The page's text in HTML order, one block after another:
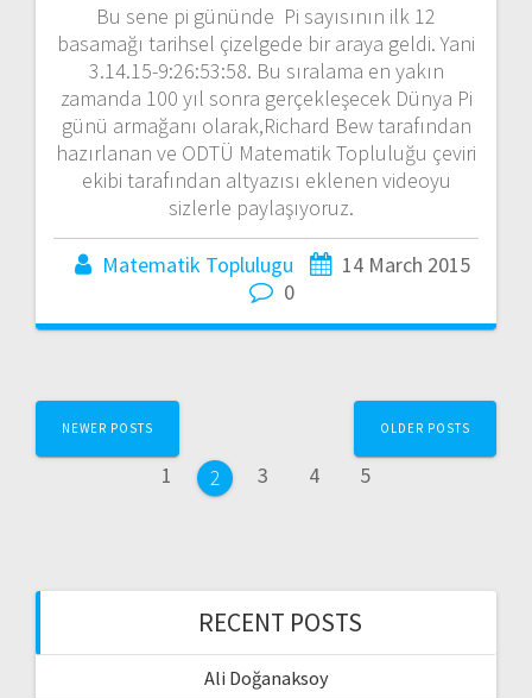
Bu sene pi gününde Pi sayısının ilk 12
basamağı tarihsel çizelgede bir araya geldi. Yani
3.14.15-9:26:53:58. Bu sıralama en yakın
zamanda 100 yıl sonra gerçekleşecek Dünya Pi
günü armağanı olarak,Richard Bew tarafından
hazırlanan ve ODTÜ Matematik Topluluğu çeviri
ekibi tarafından altyazısı eklenen videoyu
sizlerle paylaşıyoruz.
Matematik Toplulugu
14 March 2015
0
Posts
navigation
NEWER POSTS
Page
1 Page
2 Page
3 Page
4 Page
5
OLDER POSTS
RECENT POSTS
Ali Doğanaksoy